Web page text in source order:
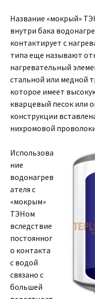
Название «мокрый»
внутри бака
контактирует с
типа еще называют
нагревательный
стальной или медной
которое имеет
кварцевый песок или
конструкции
нихромовой
Использова
ние
водонагрев
ателя с
«мокрым»
ТЭНом
вследствие
постоянног
о контакта
с водой
связано с
большей